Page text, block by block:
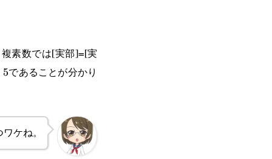
素数では[実部]=[実
5であることが分かり
ケね。